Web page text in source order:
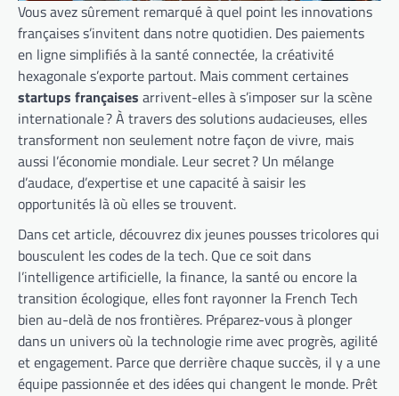
Vous avez sûrement remarqué à quel point les innovations
françaises s’invitent dans notre quotidien. Des paiements
en ligne simplifiés à la santé connectée, la créativité
hexagonale s’exporte partout. Mais comment certaines
startups françaises arrivent-elles à s’imposer sur la scène
internationale ? À travers des solutions audacieuses, elles
transforment non seulement notre façon de vivre, mais
aussi l’économie mondiale. Leur secret ? Un mélange
d’audace, d’expertise et une capacité à saisir les
opportunités là où elles se trouvent.
Dans cet article, découvrez dix jeunes pousses tricolores qui
bousculent les codes de la tech. Que ce soit dans
l’intelligence artificielle, la finance, la santé ou encore la
transition écologique, elles font rayonner la French Tech
bien au-delà de nos frontières. Préparez-vous à plonger
dans un univers où la technologie rime avec progrès, agilité
et engagement. Parce que derrière chaque succès, il y a une
équipe passionnée et des idées qui changent le monde. Prêt